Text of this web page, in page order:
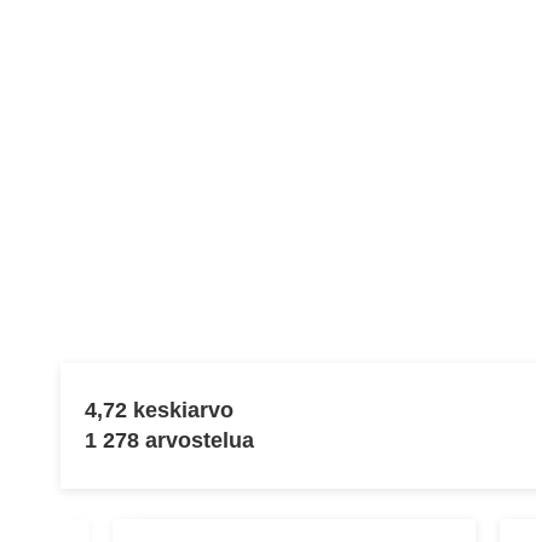
4,72 keskiarvo
1 278 arvostelua